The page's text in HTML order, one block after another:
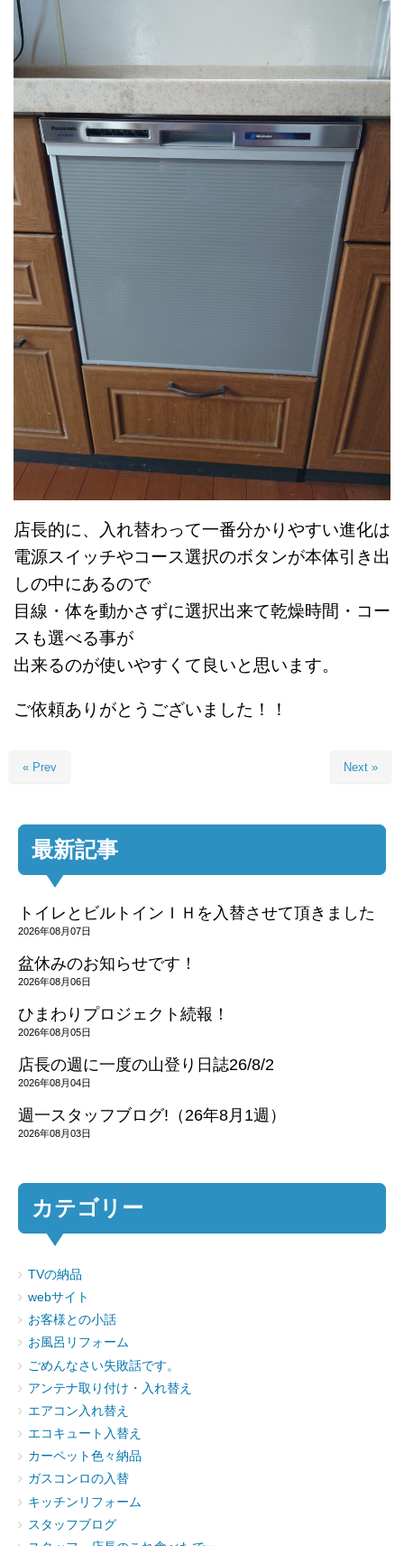
店長的に、入れ替わって一番分かりやすい進化は
電源スイッチやコース選択のボタンが本体引き出
しの中にあるので
目線・体を動かさずに選択出来て乾燥時間・コー
スも選べる事が
出来るのが使いやすくて良いと思います。
ご依頼ありがとうございました！！
« Prev Next »
最新記事
トイレとビルトインＩＨを入替させて頂きました
2026年08月07日
盆休みのお知らせです！
2026年08月06日
ひまわりプロジェクト続報！
2026年08月05日
店長の週に一度の山登り日誌26/8/2
2026年08月04日
週一スタッフブログ!（26年8月1週）
2026年08月03日
カテゴリー
TVの納品
webサイト
お客様との小話
お風呂リフォーム
ごめんなさい失敗話です。
アンテナ取り付け・入れ替え
エアコン入れ替え
エコキュート入替え
カーペット色々納品
ガスコンロの入替
キッチンリフォーム
スタッフブログ